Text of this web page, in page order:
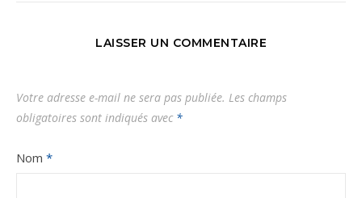
LAISSER UN COMMENTAIRE
Votre adresse e-mail ne sera pas publiée. Les champs
obligatoires sont indiqués avec *
Nom *